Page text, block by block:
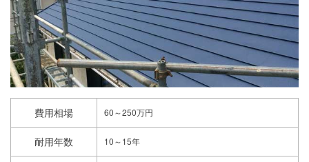
費用相場 60～250万円
耐用年数 10～15年